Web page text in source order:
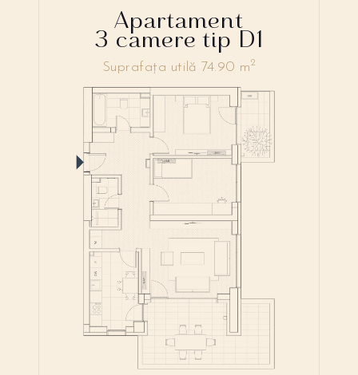
Apartament
3 camere tip D1
Suprafața utilă 74.90 m2